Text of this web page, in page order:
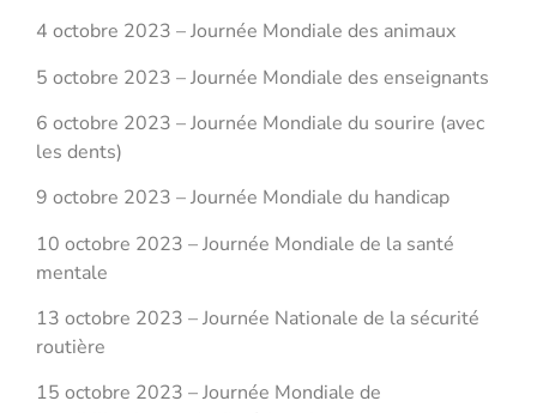
4 octobre 2023 – Journée Mondiale des animaux
5 octobre 2023 – Journée Mondiale des enseignants
6 octobre 2023 – Journée Mondiale du sourire (avec
les dents)
9 octobre 2023 – Journée Mondiale du handicap
10 octobre 2023 – Journée Mondiale de la santé
mentale
13 octobre 2023 – Journée Nationale de la sécurité
routière
15 octobre 2023 – Journée Mondiale de